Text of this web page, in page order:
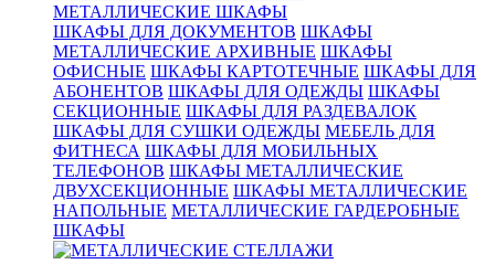
МЕТАЛЛИЧЕСКИЕ ШКАФЫ
ШКАФЫ ДЛЯ ДОКУМЕНТОВ ШКАФЫ
МЕТАЛЛИЧЕСКИЕ АРХИВНЫЕ ШКАФЫ
ОФИСНЫЕ ШКАФЫ КАРТОТЕЧНЫЕ ШКАФЫ ДЛЯ
АБОНЕНТОВ ШКАФЫ ДЛЯ ОДЕЖДЫ ШКАФЫ
СЕКЦИОННЫЕ ШКАФЫ ДЛЯ РАЗДЕВАЛОК
ШКАФЫ ДЛЯ СУШКИ ОДЕЖДЫ МЕБЕЛЬ ДЛЯ
ФИТНЕСА ШКАФЫ ДЛЯ МОБИЛЬНЫХ
ТЕЛЕФОНОВ ШКАФЫ МЕТАЛЛИЧЕСКИЕ
ДВУХСЕКЦИОННЫЕ ШКАФЫ МЕТАЛЛИЧЕСКИЕ
НАПОЛЬНЫЕ МЕТАЛЛИЧЕСКИЕ ГАРДЕРОБНЫЕ
ШКАФЫ